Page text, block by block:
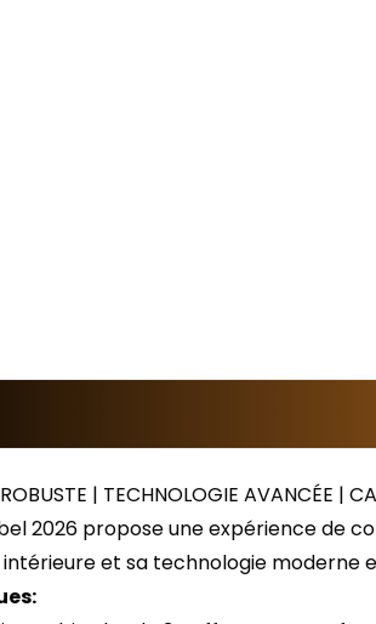
| TECHNOLOGIE AVANCÉE |
2026 propose une expérience de
intérieure et sa technologie moderne